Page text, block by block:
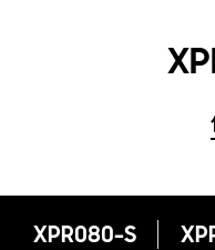
XPR080-S